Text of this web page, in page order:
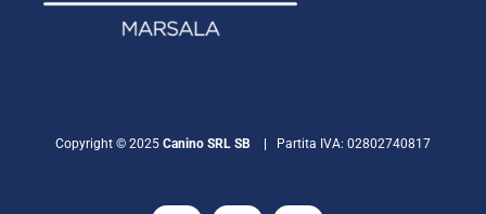
Copyright © 2025 Canino SRL SB | Partita IVA: 02802740817